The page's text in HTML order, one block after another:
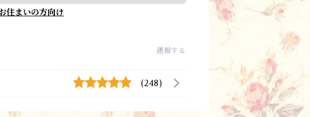
住まいの方向け
通報する
(248)